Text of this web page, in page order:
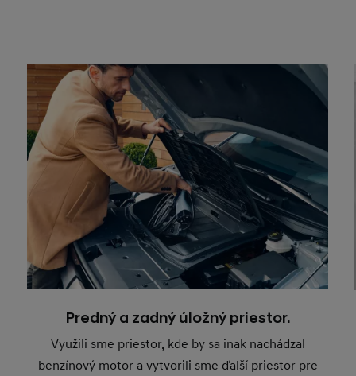
Predný a zadný úložný priestor.
Využili sme priestor, kde by sa inak nachádzal
benzínový motor a vytvorili sme ďalší priestor pre